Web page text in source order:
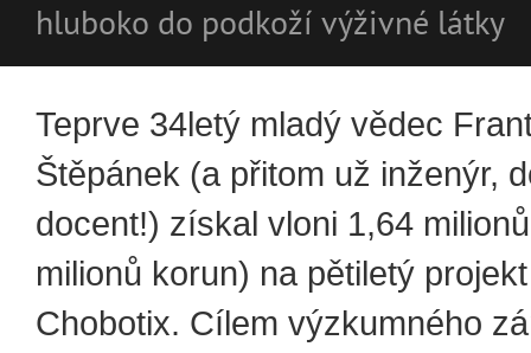
hluboko do podkoží výživné látky
Teprve 34letý mladý vědec
Štěpánek (a přitom už inženýr,
docent!) získal vloni 1,64
milionů korun) na pětiletý
Chobotix. Cílem výzkumného